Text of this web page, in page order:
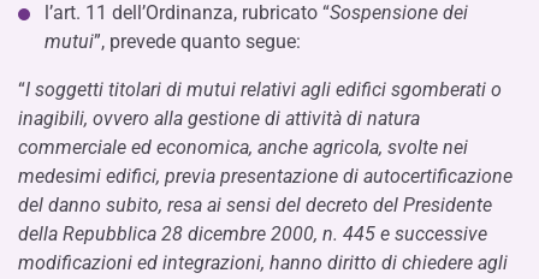
l’art. 11 dell’Ordinanza, rubricato “Sospensione dei
mutui”, prevede quanto segue:
“I soggetti titolari di mutui relativi agli edifici sgomberati o
inagibili, ovvero alla gestione di attività di natura
commerciale ed economica, anche agricola, svolte nei
medesimi edifici, previa presentazione di autocertificazione
del danno subito, resa ai sensi del decreto del Presidente
della Repubblica 28 dicembre 2000, n. 445 e successive
modificazioni ed integrazioni, hanno diritto di chiedere agli